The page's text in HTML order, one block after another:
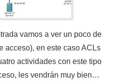
vamos a ver un poco de
acceso), en este caso ACLs
actividades con este tipo
les vendrán muy bien…